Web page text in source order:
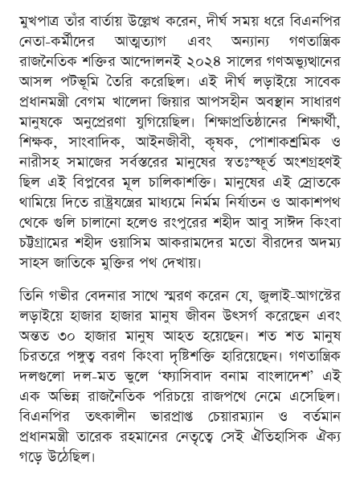
মুখপাত্র তাঁর বার্তায় উল্লেখ করেন, দীর্ঘ সময় ধরে বিএনপির
নেতা-কর্মীদের আত্মত্যাগ এবং অন্যান্য গণতান্ত্রিক
রাজনৈতিক শক্তির আন্দোলনই ২০২৪ সালের গণঅভ্যুত্থানের
আসল পটভূমি তৈরি করেছিল। এই দীর্ঘ লড়াইয়ে সাবেক
প্রধানমন্ত্রী বেগম খালেদা জিয়ার আপসহীন অবস্থান সাধারণ
মানুষকে অনুপ্রেরণা যুগিয়েছিল। শিক্ষাপ্রতিষ্ঠানের শিক্ষার্থী,
শিক্ষক, সাংবাদিক, আইনজীবী, কৃষক, পোশাকশ্রমিক ও
নারীসহ সমাজের সর্বস্তরের মানুষের স্বতঃস্ফূর্ত অংশগ্রহণই
ছিল এই বিপ্লবের মূল চালিকাশক্তি। মানুষের এই স্রোতকে
থামিয়ে দিতে রাষ্ট্রযন্ত্রের মাধ্যমে নির্মম নির্যাতন ও আকাশপথ
থেকে গুলি চালানো হলেও রংপুরের শহীদ আবু সাঈদ কিংবা
চট্টগ্রামের শহীদ ওয়াসিম আকরামদের মতো বীরদের অদম্য
সাহস জাতিকে মুক্তির পথ দেখায়।
তিনি গভীর বেদনার সাথে স্মরণ করেন যে, জুলাই-আগস্টের
লড়াইয়ে হাজার হাজার মানুষ জীবন উৎসর্গ করেছেন এবং
অন্তত ৩০ হাজার মানুষ আহত হয়েছেন। শত শত মানুষ
চিরতরে পঙ্গুত্ব বরণ কিংবা দৃষ্টিশক্তি হারিয়েছেন। গণতান্ত্রিক
দলগুলো দল-মত ভুলে ‘ফ্যাসিবাদ বনাম বাংলাদেশ’ এই
এক অভিন্ন রাজনৈতিক পরিচয়ে রাজপথে নেমে এসেছিল।
বিএনপির তৎকালীন ভারপ্রাপ্ত চেয়ারম্যান ও বর্তমান
প্রধানমন্ত্রী তারেক রহমানের নেতৃত্বে সেই ঐতিহাসিক ঐক্য
গড়ে উঠেছিল।